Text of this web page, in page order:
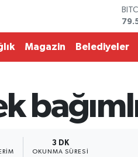
Magazin Belediyeler
3 DK
OKUNMA SÜRESI